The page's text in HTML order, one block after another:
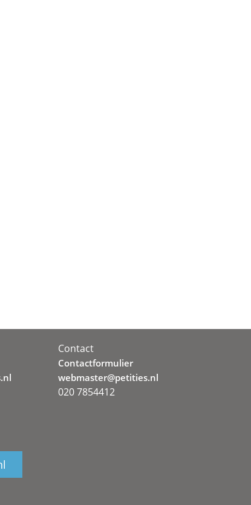
Contact
Contactformulier
webmaster@petities.nl
020 7854412